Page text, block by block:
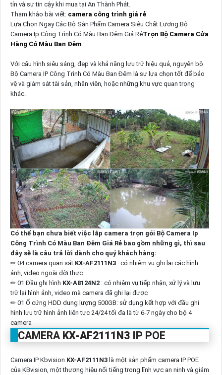
tín và sự tin cậy khi mua tại An Thành Phát.
Tham khảo bài viết: camera công trình giá rẻ
Lựa Chọn Ngay Các Bộ Sản Phẩm Camera Siêu Chất Lượng:Bộ
Camera Ip Công Trình Có Màu Ban Đêm Giá RẻTrọn Bộ Camera Cửa
Hàng Có Màu Ban Đêm
Với cấu hình siêu sáng, đẹp và khả năng lưu trữ hiệu quả, nguyên bộ
Bộ Camera IP Công Trình Có Màu Ban Đêm là sự lựa chọn tốt để bảo
vệ và giám sát tài sản, nhân viên, hoặc những khu vực quan trọng
khác.
Có thể bạn chưa biết việc lắp camera trọn gói Bộ Camera Ip
Công Trình Có Màu Ban Đêm Giá Rẻ bao gồm những gì, thì sau
đây sẽ là câu trả lời dành cho quý khách hàng:
✏ 04 camera quan sát KX-AF2111N3: có nhiệm vụ ghi lại các hình
ảnh, video ngoài đời thực
✏ 01 Đầu ghi hình KX-A8124N2: có nhiệm vụ tiếp nhận, xử lý và lưu
trữ lại hình ảnh, video mà camera đã ghi lại được
✏ 01 Ổ cứng HDD dung lượng 500GB: sử dụng kết hợp với đầu ghi
hình lưu trữ hình ảnh liên tực 24/24 tối đa là từ 6-7 ngày cho bộ 4
camera
CAMERA KX-AF2111N3IP POE
Camera IP Kbvision KX-AF2111N3là một sản phẩm camera IP POE
của KBvision, một thương hiệu nổi tiếng trong lĩnh vực an ninh và giám